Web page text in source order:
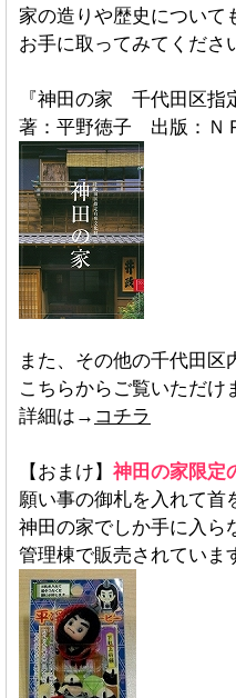
家の造りや歴史について
お手に取ってみてくださ
『神田の家 千代田区指
著：平野徳子 出版：Ｎ
また、その他の千代田
こちらからご覧いただけ
詳細は→ コチラ
【おまけ】 神田の家限定
願い事の御札を入れて首
神田の家でしか手に入ら
管理棟で販売されていま